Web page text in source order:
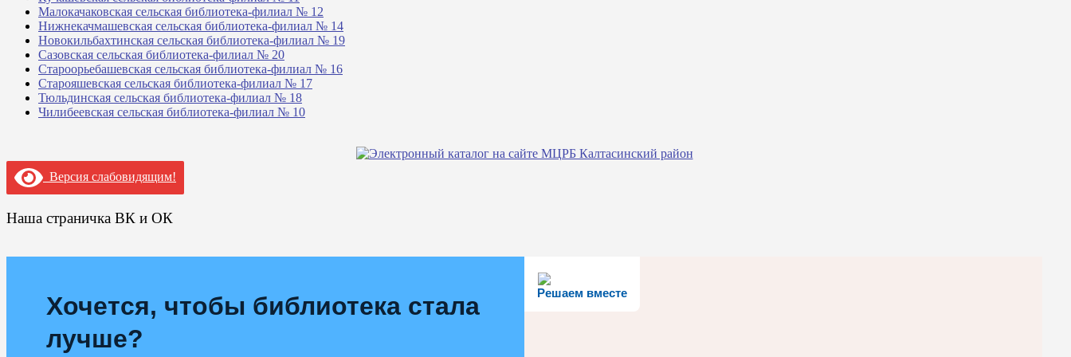
Малокачаковская сельская библиотека-филиал № 12
Нижнекачмашевская сельская библиотека-филиал № 14
Новокильбахтинская сельская библиотека-филиал № 19
Сазовская сельская библиотека-филиал № 20
Староорьебашевская сельская библиотека-филиал № 16
Старояшевская сельская библиотека-филиал № 17
Тюльдинская сельская библиотека-филиал № 18
Чилибеевская сельская библиотека-филиал № 10
Версия слабовидящим!
Наша страничка ВК и ОК
Решаем вместе
Хочется, чтобы библиотека стала
лучше?